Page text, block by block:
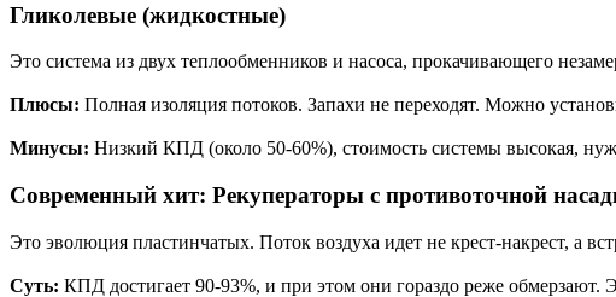
Гликолевые (жидкостные)
Это система из двух теплообменников и насоса, прокачивающего
Плюсы: Полная изоляция потоков. Запахи не переходят. Можно
Минусы: Низкий КПД (около 50-60%), стоимость системы высокая,
Современный хит: Рекуператоры с противоточной
Это эволюция пластинчатых. Поток воздуха идет не крест-накрест, а
Суть: КПД достигает 90-93%, и при этом они гораздо реже обмерзают.